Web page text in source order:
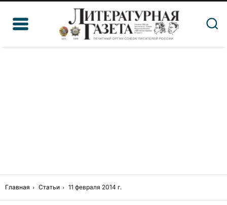
Главная Статьи 11 февраля 2014 г.